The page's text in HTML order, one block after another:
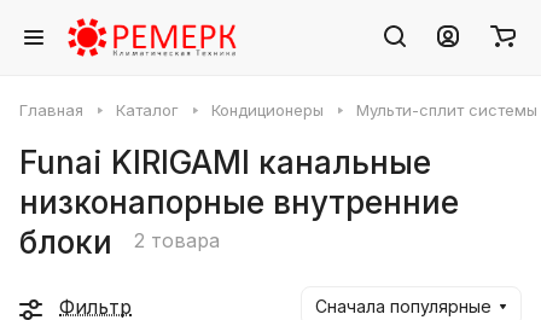
Главная Каталог Кондиционеры Мульти-сплит системы
Funai KIRIGAMI канальные
низконапорные внутренние
блоки
2 товара
Фильтр Сначала популярные